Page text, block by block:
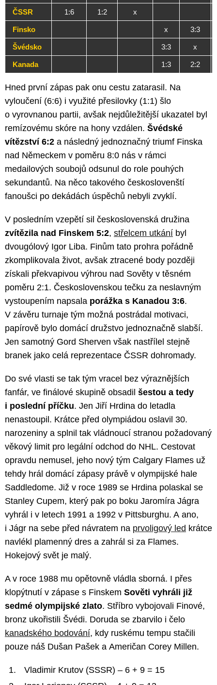
ČSSR 1:6 1:2 x
Finsko x 3:3
Švédsko 3:3 x
Kanada 1:3 2:2
Hned první zápas pak onu cestu zatarasil. Na
vyloučení (6:6) i využité přesilovky (1:1) šlo
o vyrovnanou partii, avšak nejdůležitější ukazatel byl
remízovému skóre na hony vzdálen. Švédské
vítězství 6:2 a následný jednoznačný triumf Finska
nad Německem v poměru 8:0 nás v rámci
medailových soubojů odsunul do role pouhých
sekundantů. Na něco takového českoslovenští
fanoušci po dekádách úspěchů nebyli zvyklí.
V posledním vzepětí sil československá družina
zvítězila nad Finskem 5:2, střelcem utkání byl
dvougólový Igor Liba. Finům tato prohra pořádně
zkomplikovala život, avšak ztracené body později
získali překvapivou výhrou nad Sověty v těsném
poměru 2:1. Československou tečku za neslavným
vystoupením napsala porážka s Kanadou 3:6.
V závěru turnaje tým možná postrádal motivaci,
papírově bylo domácí družstvo jednoznačně slabší.
Jen samotný Gord Sherven však nastřílel stejně
branek jako celá reprezentace ČSSR dohromady.
Do své vlasti se tak tým vracel bez výraznějších
fanfár, ve finálové skupině obsadil šestou a tedy
i poslední příčku. Jen Jiří Hrdina do letadla
nenastoupil. Krátce před olympiádou oslavil 30.
narozeniny a splnil tak vládnoucí stranou požadovaný
věkový limit pro legální odchod do NHL. Cestovat
opravdu nemusel, jeho nový tým Calgary Flames už
tehdy hrál domácí zápasy právě v olympijské hale
Saddledome. Již v roce 1989 se Hrdina polaskal se
Stanley Cupem, který pak po boku Jaromíra Jágra
vyhrál i v letech 1991 a 1992 v Pittsburghu. A ano,
i Jágr na sebe před návratem na prvoligový led krátce
navlékl plamenný dres a zahrál si za Flames.
Hokejový svět je malý.
A v roce 1988 mu opětovně vládla sborná. I přes
klopýtnutí v zápase s Finskem Sověti vyhráli již
sedmé olympijské zlato. Stříbro vybojovali Finové,
bronz ukořistili Švédi. Doruda se zbarvilo i čelo
kanadského bodování, kdy ruskému tempu stačili
pouze náš Dušan Pašek a Američan Corey Millen.
Vladimir Krutov (SSSR) – 6 + 9 = 15